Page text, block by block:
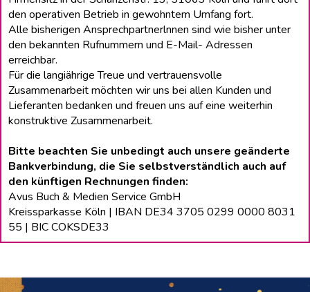
den operativen Betrieb in gewohntem Umfang fort.
Alle bisherigen Ansprechpartnerlnnen sind wie bisher unter
den bekannten Rufnummern und E-Mail- Adressen
erreichbar.
Für die langiährige Treue und vertrauensvolle
Zusammenarbeit möchten wir uns bei allen Kunden und
Lieferanten bedanken und freuen uns auf eine weiterhin
konstruktive Zusammenarbeit.
Bitte beachten Sie unbedingt auch unsere geänderte
Bankverbindung, die Sie selbstverständlich auch auf
den künftigen Rechnungen finden:
Avus Buch & Medien Service GmbH
Kreissparkasse Köln | IBAN DE34 3705 0299 0000 8031
55 | BIC COKSDE33